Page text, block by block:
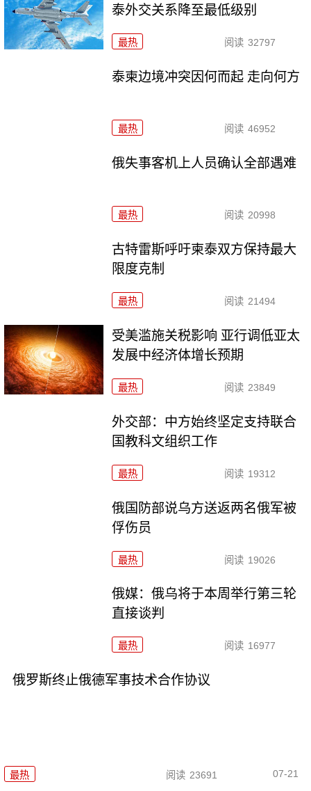
泰外交关系降至最低级别
最热 阅读 32797
泰柬边境冲突因何而起 走向何方
最热 阅读 46952
俄失事客机上人员确认全部遇难
最热 阅读 20998
古特雷斯呼吁柬泰双方保持最大
限度克制
最热 阅读 21494
受美滥施关税影响 亚行调低亚太
发展中经济体增长预期
最热 阅读 23849
外交部：中方始终坚定支持联合
国教科文组织工作
最热 阅读 19312
俄国防部说乌方送返两名俄军被
俘伤员
最热 阅读 19026
俄媒：俄乌将于本周举行第三轮
直接谈判
最热 阅读 16977
俄罗斯终止俄德军事技术合作协议
最热 阅读 23691 07-21